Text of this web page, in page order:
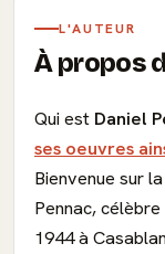
L'AUTEUR
À propos
Qui est Daniel
ses oeuvres
Bienvenue sur
Pennac,
1944 à